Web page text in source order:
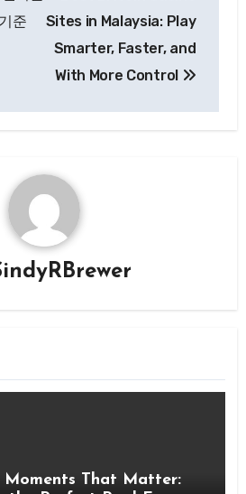
준
Sites in Malaysia: Play
Smarter, Faster, and
With More Control
That Matter: